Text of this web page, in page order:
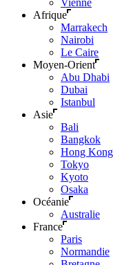
Vienne
Afrique
Marrakech
Nairobi
Le Caire
Moyen-Orient
Abu Dhabi
Dubai
Istanbul
Asie
Bali
Bangkok
Hong Kong
Tokyo
Kyoto
Osaka
Océanie
Australie
France
Paris
Normandie